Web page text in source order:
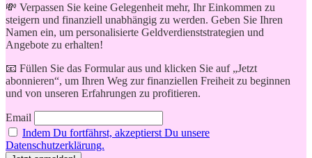
💸 Verpassen Sie keine Gelegenheit mehr, Ihr Einkommen zu
steigern und finanziell unabhängig zu werden. Geben Sie Ihren
Namen ein, um personalisierte Geldverdienststrategien und
Angebote zu erhalten!
📧 Füllen Sie das Formular aus und klicken Sie auf „Jetzt
abonnieren“, um Ihren Weg zur finanziellen Freiheit zu beginnen
und von unseren Erfahrungen zu profitieren.
Email
Indem Du fortfährst, akzeptierst Du unsere
Datenschutzerklärung.